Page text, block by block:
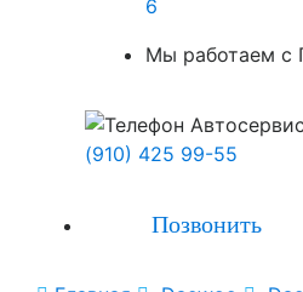
6
Мы работаем с
(910) 425 99-55
Позвонить